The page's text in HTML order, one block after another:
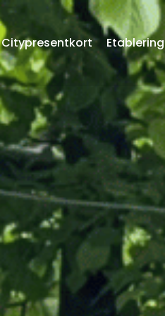
Citypresentkort Etablering